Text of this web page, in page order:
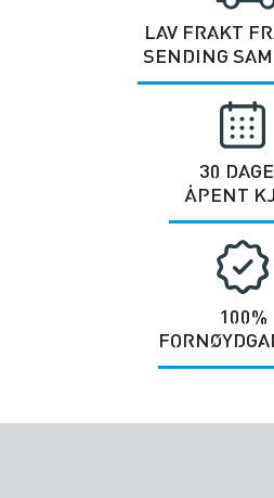
LAV FRAKT
SENDING
30
ÅPENT
100%